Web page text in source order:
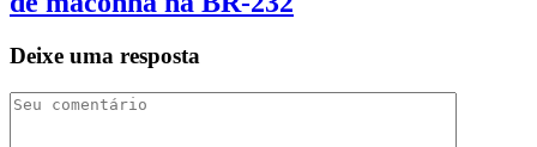
Deixe uma resposta